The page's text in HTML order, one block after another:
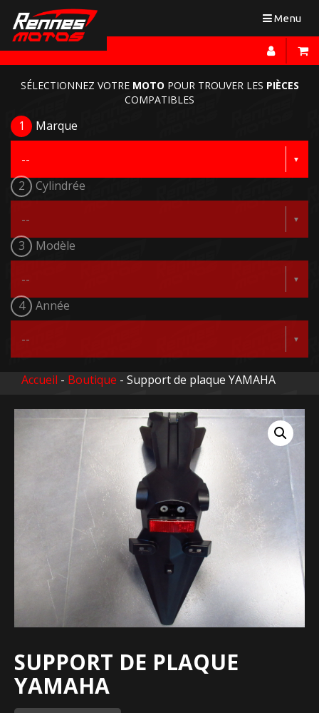
Toggle
Menu
SÉLECTIONNEZ VOTRE MOTO POUR TROUVER LES PIÈCES
COMPATIBLES
1 Marque
2 Cylindrée
3 Modèle
4 Année
Accueil - Boutique - Support de plaque YAMAHA
SUPPORT DE PLAQUE
YAMAHA